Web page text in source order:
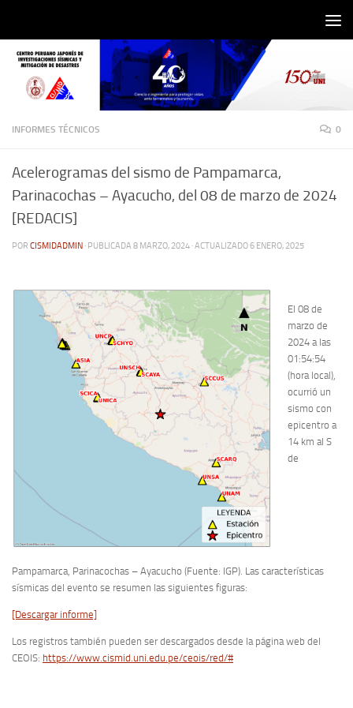
INFORMES TÉCNICOS 0
Acelerogramas del sismo de Pampamarca,
Parinacochas – Ayacucho, del 08 de marzo de 2024
[REDACIS]
POR CISMIDADMIN · PUBLICADA 8 MARZO, 2024 · ACTUALIZADO6 ENERO, 2025
El 08 de
marzo de
2024 a las
01:54:54
(hora local),
ocurrió un
sismo con
epicentro a
14 km al S
de
Pampamarca, Parinacochas – Ayacucho (Fuente: IGP). Las características
sísmicas del evento se resumen las siguientes figuras:
[Descargar informe]
Los registros también pueden ser descargados desde la página web del
CEOIS: https://www.cismid.uni.edu.pe/ceois/red/#